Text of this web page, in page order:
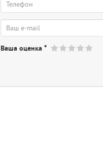
Ваша оценка*